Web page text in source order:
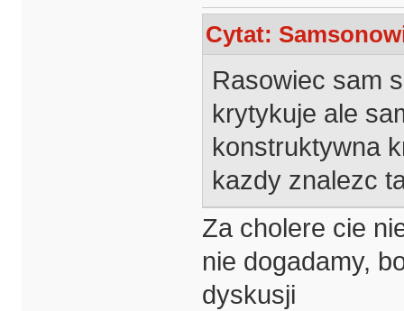
Cytat:
Rasowiec sam
krytykuje ale
konstruktywna
kazdy znalezc
Za cholere cie
nie dogadamy,
dyskusji